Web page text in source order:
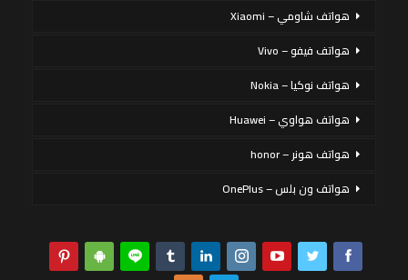
هواتف شاومي – Xiaomi
هواتف فيفو – Vivo
هواتف نوكيا – Nokia
هواتف هواوي – Huawei
هواتف هونر – honor
هواتف ون بلس – OnePlus